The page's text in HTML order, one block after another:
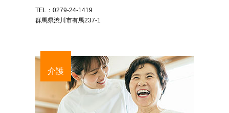
TEL：0279-24-1419
群馬県渋川市有馬237-1
介護